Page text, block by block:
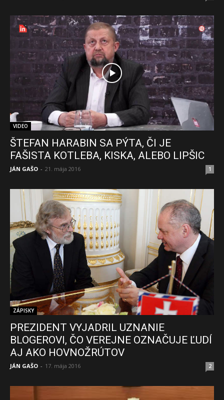
VIDEO
ŠTEFAN HARABIN SA PÝTA, ČI JE
FAŠISTA KOTLEBA, KISKA, ALEBO LIPŠIC
JÁN GAŠO - 21. mája 2016 1
ZÁPISKY
PREZIDENT VYJADRIL UZNANIE
BLOGEROVI, ČO VEREJNE OZNAČUJE ĽUDÍ
AJ AKO HOVNOŽRÚTOV
JÁN GAŠO - 17. mája 2016 2